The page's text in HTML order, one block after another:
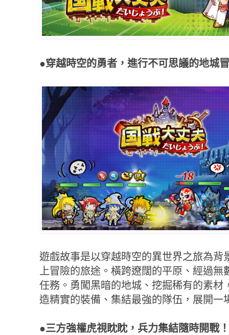
●穿越時空的勇者，進行不可思議的地城
遊戲故事是以穿越時空的異世界之旅為背
上冒險的旅途。橫跨遼闊的平原、經過
任務。勇闖黑暗的地城、挖掘稀有的素材
造精實的裝備、集結最強的隊伍，展開一
●三方強權虎視眈眈，兵力集結隨時開戰！